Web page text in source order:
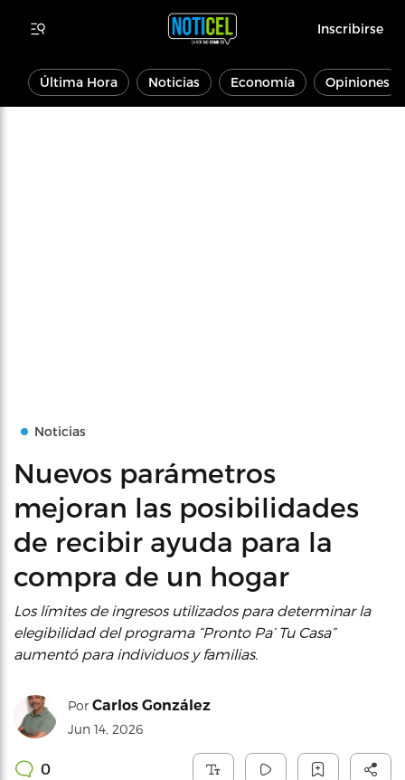
Inscribirse
Última Hora Noticias Economía Opiniones
Noticias
Nuevos parámetros
mejoran las posibilidades
de recibir ayuda para la
compra de un hogar
Los límites de ingresos utilizados para determinar la
elegibilidad del programa “Pronto Pa’ Tu Casa”
aumentó para individuos y familias.
Por Carlos González
Jun 14, 2026
0